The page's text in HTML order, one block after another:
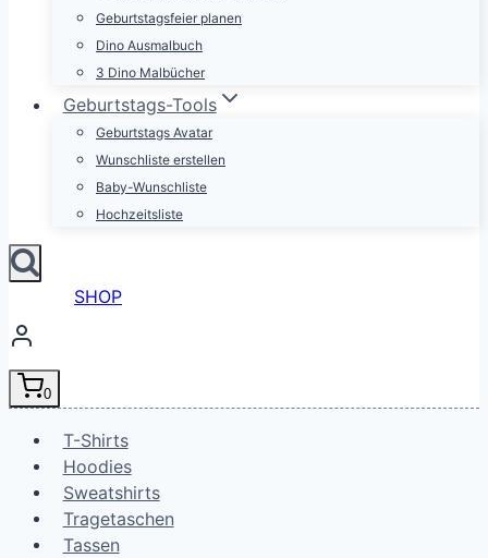
Geburtstagsfeier planen
Dino Ausmalbuch
3 Dino Malbücher
Geburtstags-Tools
Geburtstags Avatar
Wunschliste erstellen
Baby-Wunschliste
Hochzeitsliste
SHOP
0
T-Shirts
Hoodies
Sweatshirts
Tragetaschen
Tassen